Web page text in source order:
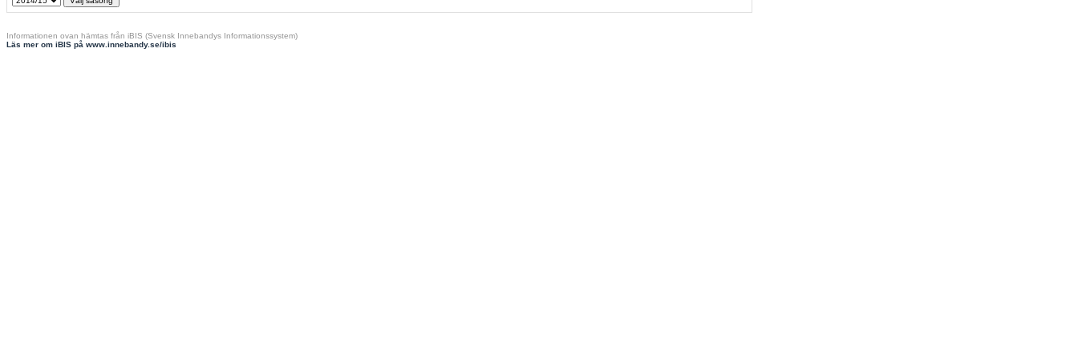
Informationen ovan hämtas från iBIS (Svensk Innebandys Informationssystem)
Läs mer om iBIS på www.innebandy.se/ibis